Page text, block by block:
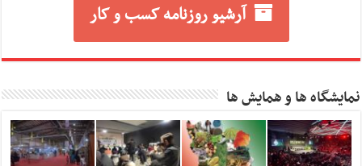
آرشیو روزنامه کسب و کار
نمایشگاه ها و همایش ها